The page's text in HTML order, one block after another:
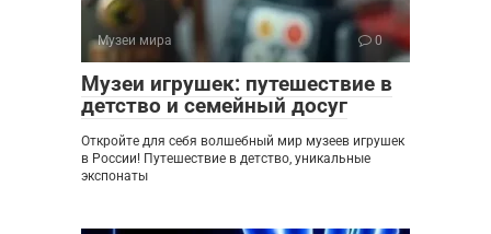
Музеи мира 0
Музеи игрушек: путешествие в
детство и семейный досуг
Откройте для себя волшебный мир музеев игрушек
в России! Путешествие в детство, уникальные
экспонаты